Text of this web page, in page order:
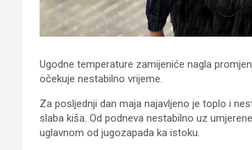
Ugodne temperature zamijeniće nagla
očekuje nestabilno vrijeme.
Za posljednji dan maja najavljeno je toplo i
slaba kiša. Od podneva nestabilno uz
uglavnom od jugozapada ka istoku.